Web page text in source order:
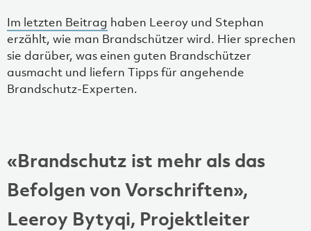
Im letzten Beitrag haben Leeroy und Stephan
erzählt, wie man Brandschützer wird. Hier sprechen
sie darüber, was einen guten Brandschützer
ausmacht und liefern Tipps für angehende
Brandschutz-Experten.
«Brandschutz ist mehr als das
Befolgen von Vorschriften»,
Leeroy Bytyqi, Projektleiter